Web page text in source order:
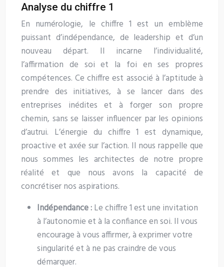
Analyse du chiffre 1
En numérologie, le chiffre 1 est un emblème
puissant d’indépendance, de leadership et d’un
nouveau départ. Il incarne l’individualité,
l’affirmation de soi et la foi en ses propres
compétences. Ce chiffre est associé à l’aptitude à
prendre des initiatives, à se lancer dans des
entreprises inédites et à forger son propre
chemin, sans se laisser influencer par les opinions
d’autrui. L’énergie du chiffre 1 est dynamique,
proactive et axée sur l’action. Il nous rappelle que
nous sommes les architectes de notre propre
réalité et que nous avons la capacité de
concrétiser nos aspirations.
Indépendance :Le chiffre 1 est une invitation
à l’autonomie et à la confiance en soi. Il vous
encourage à vous affirmer, à exprimer votre
singularité et à ne pas craindre de vous
démarquer.